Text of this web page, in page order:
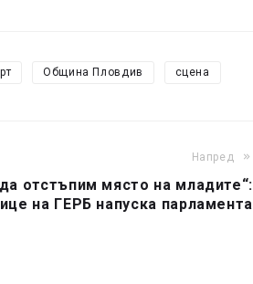
Община Пловдив сцена
Напред
отстъпим място на младите“:
на ГЕРБ напуска парламента